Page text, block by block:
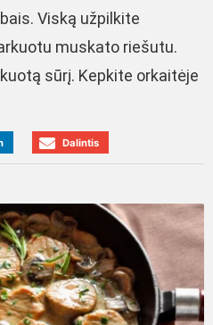
Viską užpilkite
muskato riešutu.
sūrį. Kepkite orkaitėje
Dalintis